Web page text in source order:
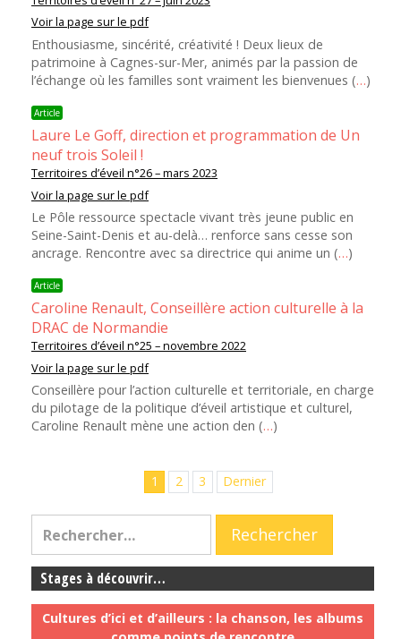
Voir la page sur le pdf
Enthousiasme, sincérité, créativité ! Deux lieux de
patrimoine à Cagnes-sur-Mer, animés par la passion de
l’échange où les familles sont vraiment les bienvenues (…)
Article
Laure Le Goff, direction et programmation de Un
neuf trois Soleil !
Territoires d’éveil n°26 – mars 2023
Voir la page sur le pdf
Le Pôle ressource spectacle vivant très jeune public en
Seine-Saint-Denis et au-delà… renforce sans cesse son
ancrage. Rencontre avec sa directrice qui anime un (…)
Article
Caroline Renault, Conseillère action culturelle à la
DRAC de Normandie
Territoires d’éveil n°25 – novembre 2022
Voir la page sur le pdf
Conseillère pour l’action culturelle et territoriale, en charge
du pilotage de la politique d’éveil artistique et culturel,
Caroline Renault mène une action den (…)
1 2 3 Dernier
Stages à découvrir…
Cultures d’ici et d’ailleurs : la chanson, les albums